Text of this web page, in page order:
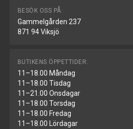
BESÖK OSS PÅ:
Gammelgården 237
871 94 Viksjö
BUTIKENS ÖPPETTIDER:
11–18.00 Måndag
11–18.00 Tisdag
11–21.00 Onsdagar
11–18.00 Torsdag
11–18.00 Fredag
11–18.00 Lördagar